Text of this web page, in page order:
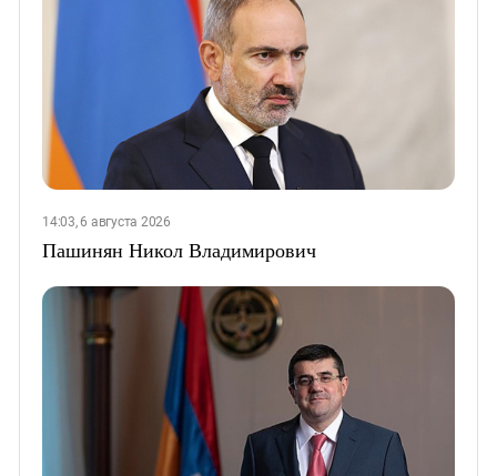
14:03, 6 августа 2026
Пашинян Никол Владимирович